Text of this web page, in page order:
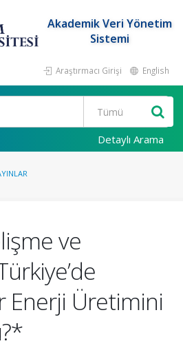
Akademik Veri Yönetim
Sistemi
Araştırmacı Girişi English
Detaylı Arama
ve
Enerji Üretimini